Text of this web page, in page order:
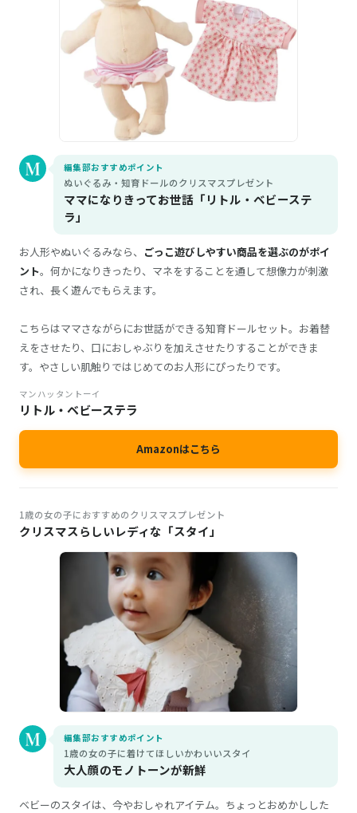
編集部おすすめポイント
ぬいぐるみ・知育ドールのクリスマスプレゼント
ママになりきってお世話「リトル・ベビーステ
ラ」
お人形やぬいぐるみなら、 ごっこ遊びしやすい商品を選ぶのがポイ
ント。何かになりきったり、マネをすることを通して想像力が刺激
され、長く遊んでもらえます。
こちらはママさながらにお世話ができる知育ドールセット。お着替
えをさせたり、口におしゃぶりを加えさせたりすることができま
す。やさしい肌触りではじめてのお人形にぴったりです。
マンハッタントーイ
リトル・ベビーステラ
Amazonはこちら
1歳の女の子におすすめのクリスマスプレゼント
クリスマスらしいレディな「スタイ」
編集部おすすめポイント
1歳の女の子に着けてほしいかわいいスタイ
大人顔のモノトーンが新鮮
ベビーのスタイは、今やおしゃれアイテム。ちょっとおめかしした